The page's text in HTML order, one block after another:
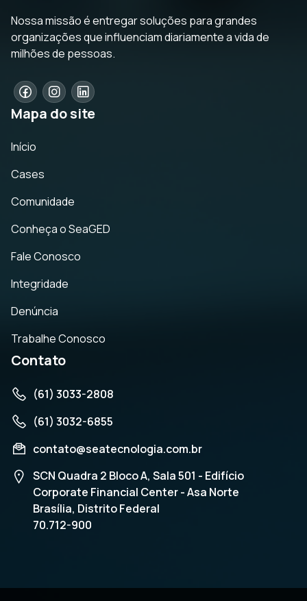
Nossa missão é entregar soluções para grandes
organizações que influenciam diariamente a vida de
milhões de pessoas.
Mapa do site
Início
Cases
Comunidade
Conheça o SeaGED
Fale Conosco
Integridade
Denúncia
Trabalhe Conosco
Contato
(61) 3033-2808
(61) 3032-6855
contato@seatecnologia.com.br
SCN Quadra 2 Bloco A, Sala 501 - Edifício
Corporate Financial Center - Asa Norte
Brasília, Distrito Federal
70.712-900